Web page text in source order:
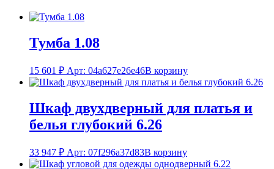
Тумба 1.08
15 601 ₽ Арт: 04a627e26e46В корзину
Шкаф двухдверный для платья и
белья глубокий 6.26
33 947 ₽ Арт: 07f296a37d83В корзину